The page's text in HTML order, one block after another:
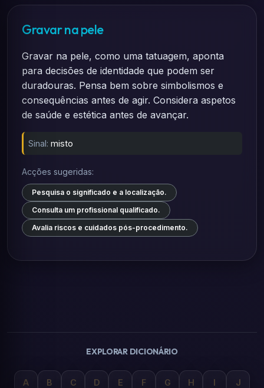
Gravar na pele
Gravar na pele, como uma tatuagem, aponta
para decisões de identidade que podem ser
duradouras. Pensa bem sobre simbolismos e
consequências antes de agir. Considera aspetos
de saúde e estética antes de avançar.
Sinal: misto
Acções sugeridas:
Pesquisa o significado e a localização.
Consulta um profissional qualificado.
Avalia riscos e cuidados pós-procedimento.
EXPLORAR DICIONÁRIO
A B C D E F G H I J